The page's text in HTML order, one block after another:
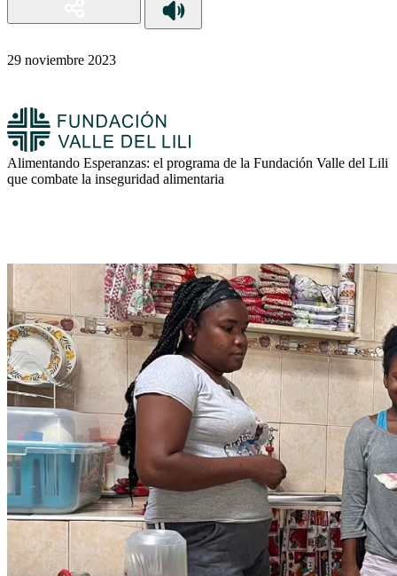
29 noviembre 2023
Alimentando Esperanzas: el programa de la Fundación Valle del Lili
que combate la inseguridad alimentaria